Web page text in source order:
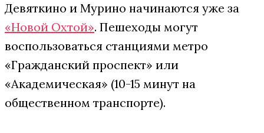
Девяткино и Мурино начинаются уже за
«Новой Охтой». Пешеходы могут
воспользоваться станциями метро
«Гражданский проспект» или
«Академическая» (10-15 минут на
общественном транспорте).